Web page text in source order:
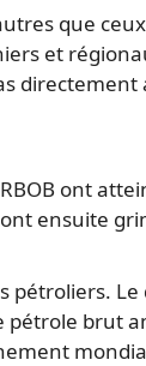
que
et
ont
ensuite
brut